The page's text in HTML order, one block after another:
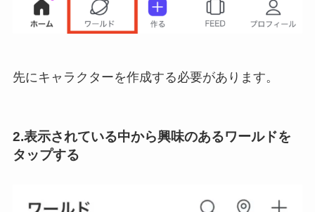
先にキャラクターを作成する必要があります。
2.表示されている中から興味のあるワールドを
タップする